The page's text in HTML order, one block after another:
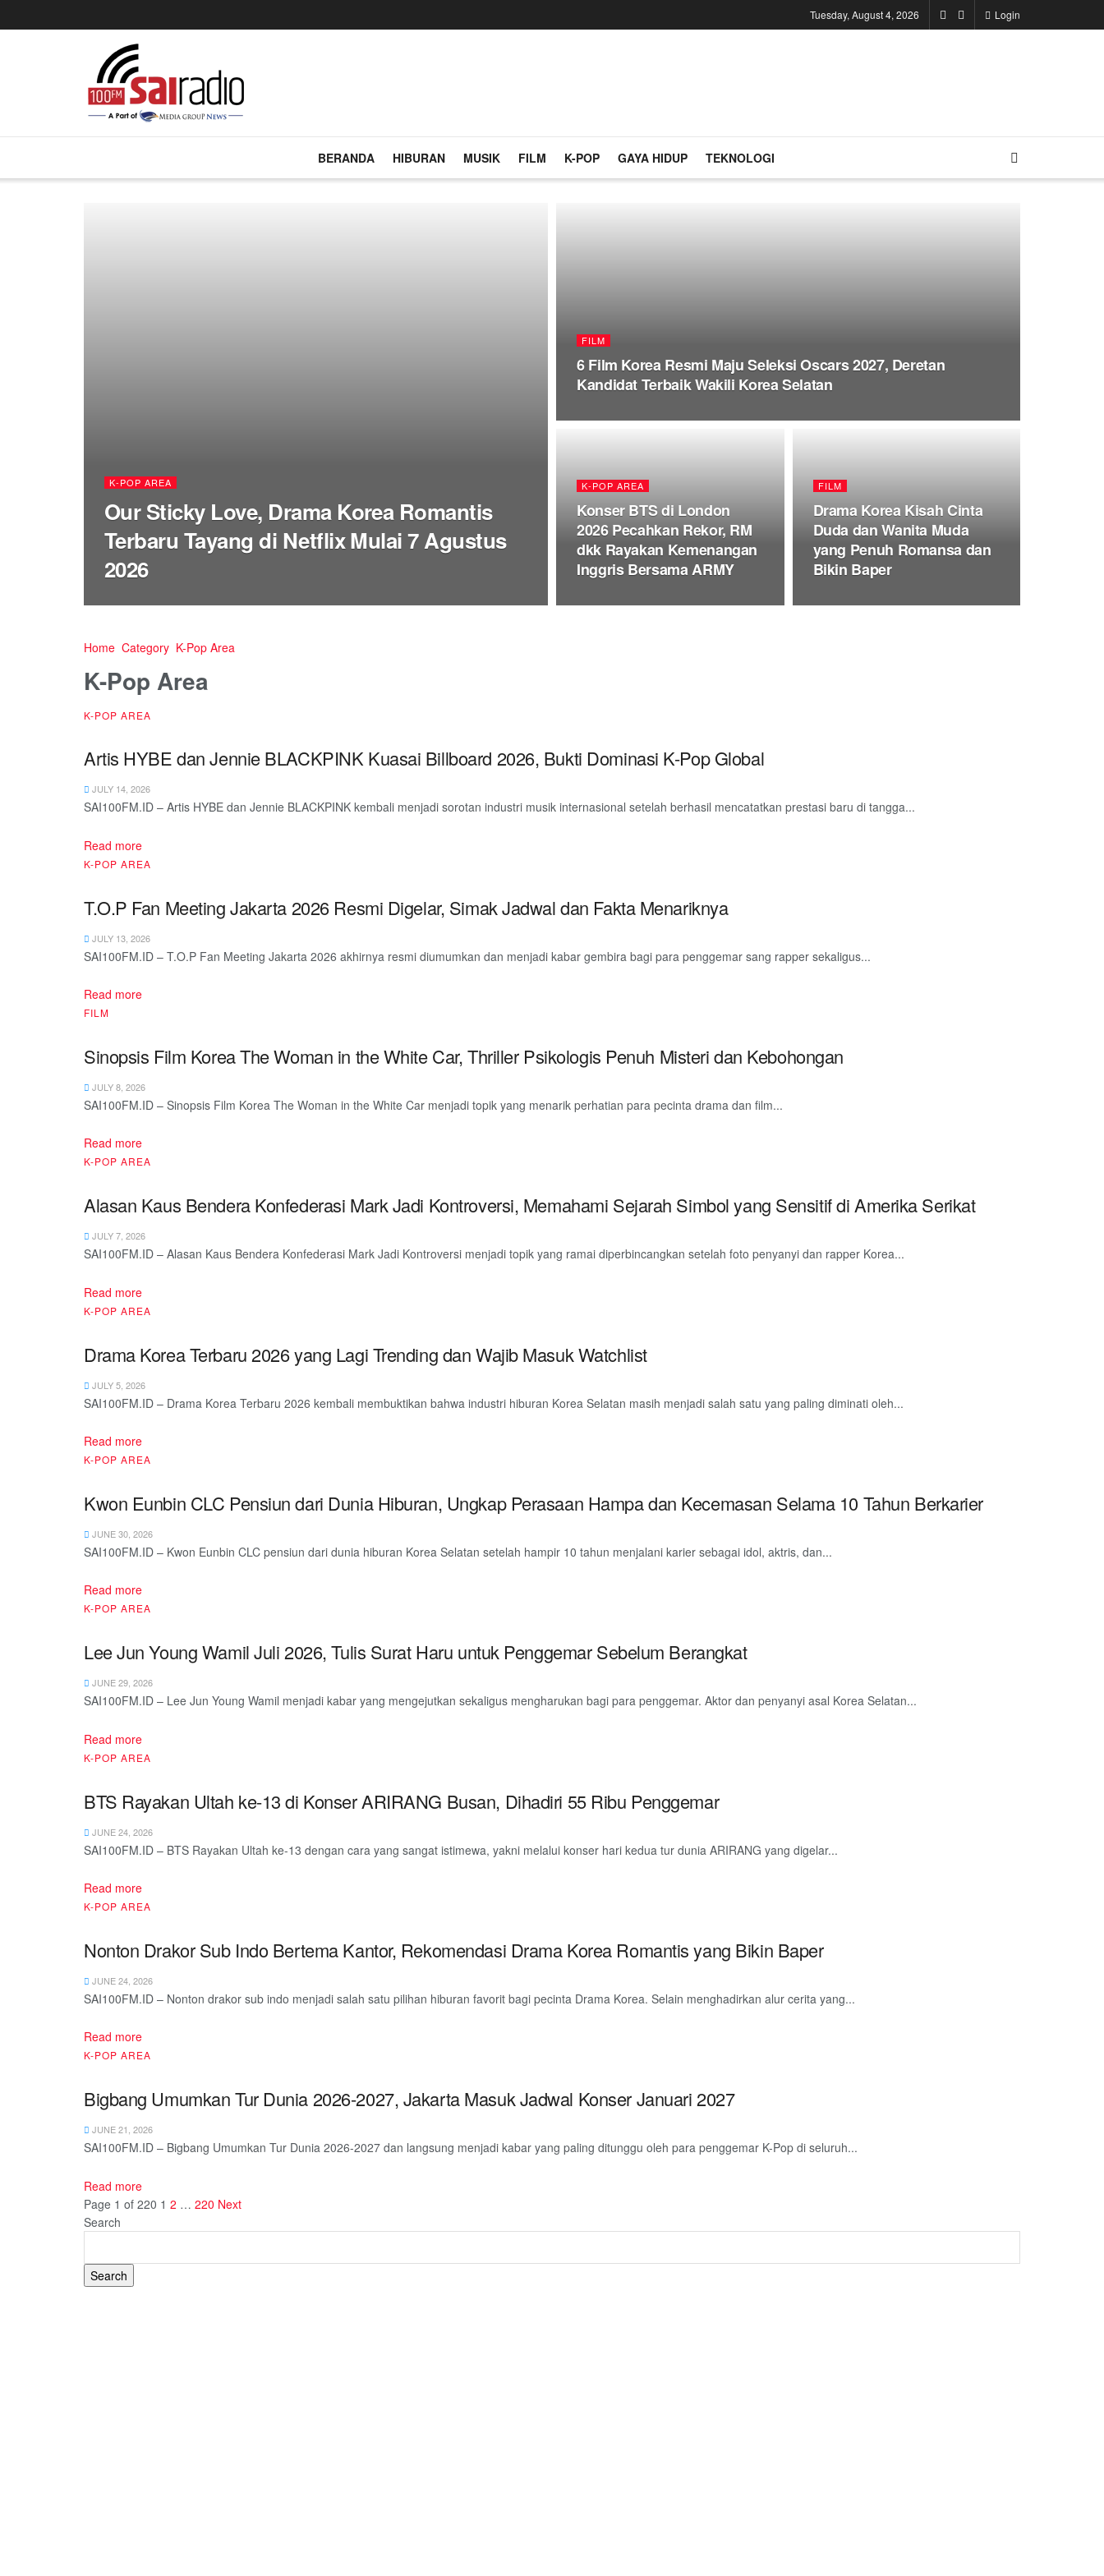
Tuesday, August 4, 2026 Login
BERANDA HIBURAN MUSIK FILM K-POP GAYA HIDUP TEKNOLOGI
K-POP AREA
Our Sticky Love, Drama Korea Romantis
Terbaru Tayang di Netflix Mulai 7 Agustus
2026
FILM
6 Film Korea Resmi Maju Seleksi Oscars 2027, Deretan
Kandidat Terbaik Wakili Korea Selatan
K-POP AREA
Konser BTS di London
2026 Pecahkan Rekor, RM
dkk Rayakan Kemenangan
Inggris Bersama ARMY
FILM
Drama Korea Kisah Cinta
Duda dan Wanita Muda
yang Penuh Romansa dan
Bikin Baper
Home Category K-Pop Area
K-Pop Area
K-POP AREA
Artis HYBE dan Jennie BLACKPINK Kuasai Billboard 2026, Bukti Dominasi K-Pop Global
JULY 14, 2026
SAI100FM.ID – Artis HYBE dan Jennie BLACKPINK kembali menjadi sorotan industri musik internasional setelah berhasil mencatatkan prestasi baru di tangga...
Read more
K-POP AREA
T.O.P Fan Meeting Jakarta 2026 Resmi Digelar, Simak Jadwal dan Fakta Menariknya
JULY 13, 2026
SAI100FM.ID – T.O.P Fan Meeting Jakarta 2026 akhirnya resmi diumumkan dan menjadi kabar gembira bagi para penggemar sang rapper sekaligus...
Read more
FILM
Sinopsis Film Korea The Woman in the White Car, Thriller Psikologis Penuh Misteri dan Kebohongan
JULY 8, 2026
SAI100FM.ID – Sinopsis Film Korea The Woman in the White Car menjadi topik yang menarik perhatian para pecinta drama dan film...
Read more
K-POP AREA
Alasan Kaus Bendera Konfederasi Mark Jadi Kontroversi, Memahami Sejarah Simbol yang Sensitif di Amerika Serikat
JULY 7, 2026
SAI100FM.ID – Alasan Kaus Bendera Konfederasi Mark Jadi Kontroversi menjadi topik yang ramai diperbincangkan setelah foto penyanyi dan rapper Korea...
Read more
K-POP AREA
Drama Korea Terbaru 2026 yang Lagi Trending dan Wajib Masuk Watchlist
JULY 5, 2026
SAI100FM.ID – Drama Korea Terbaru 2026 kembali membuktikan bahwa industri hiburan Korea Selatan masih menjadi salah satu yang paling diminati oleh...
Read more
K-POP AREA
Kwon Eunbin CLC Pensiun dari Dunia Hiburan, Ungkap Perasaan Hampa dan Kecemasan Selama 10 Tahun Berkarier
JUNE 30, 2026
SAI100FM.ID – Kwon Eunbin CLC pensiun dari dunia hiburan Korea Selatan setelah hampir 10 tahun menjalani karier sebagai idol, aktris, dan...
Read more
K-POP AREA
Lee Jun Young Wamil Juli 2026, Tulis Surat Haru untuk Penggemar Sebelum Berangkat
JUNE 29, 2026
SAI100FM.ID – Lee Jun Young Wamil menjadi kabar yang mengejutkan sekaligus mengharukan bagi para penggemar. Aktor dan penyanyi asal Korea Selatan...
Read more
K-POP AREA
BTS Rayakan Ultah ke-13 di Konser ARIRANG Busan, Dihadiri 55 Ribu Penggemar
JUNE 24, 2026
SAI100FM.ID – BTS Rayakan Ultah ke-13 dengan cara yang sangat istimewa, yakni melalui konser hari kedua tur dunia ARIRANG yang digelar...
Read more
K-POP AREA
Nonton Drakor Sub Indo Bertema Kantor, Rekomendasi Drama Korea Romantis yang Bikin Baper
JUNE 24, 2026
SAI100FM.ID – Nonton drakor sub indo menjadi salah satu pilihan hiburan favorit bagi pecinta Drama Korea. Selain menghadirkan alur cerita yang...
Read more
K-POP AREA
Bigbang Umumkan Tur Dunia 2026-2027, Jakarta Masuk Jadwal Konser Januari 2027
JUNE 21, 2026
SAI100FM.ID – Bigbang Umumkan Tur Dunia 2026-2027 dan langsung menjadi kabar yang paling ditunggu oleh para penggemar K-Pop di seluruh...
Read more
Page 1 of 220 1 2 … 220 Next
Search
Search